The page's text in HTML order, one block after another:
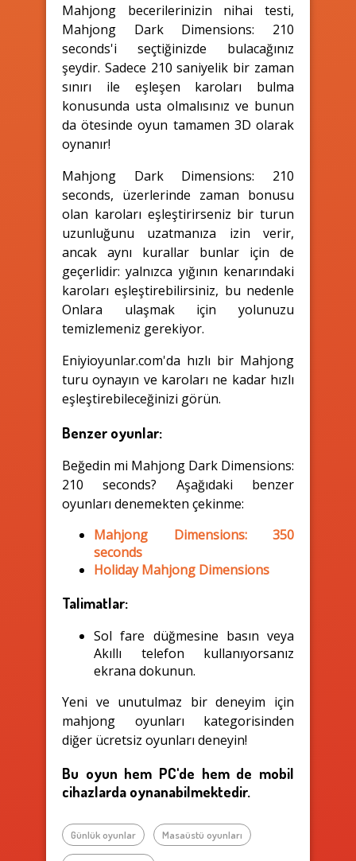
Mahjong becerilerinizin nihai testi,
Mahjong Dark Dimensions: 210
seconds'i seçtiğinizde bulacağınız
şeydir. Sadece 210 saniyelik bir zaman
sınırı ile eşleşen karoları bulma
konusunda usta olmalısınız ve bunun
da ötesinde oyun tamamen 3D olarak
oynanır!
Mahjong Dark Dimensions: 210
seconds, üzerlerinde zaman bonusu
olan karoları eşleştirirseniz bir turun
uzunluğunu uzatmanıza izin verir,
ancak aynı kurallar bunlar için de
geçerlidir: yalnızca yığının kenarındaki
karoları eşleştirebilirsiniz, bu nedenle
Onlara ulaşmak için yolunuzu
temizlemeniz gerekiyor.
Eniyioyunlar.com'da hızlı bir Mahjong
turu oynayın ve karoları ne kadar hızlı
eşleştirebileceğinizi görün.
Benzer oyunlar:
Beğedin mi Mahjong Dark Dimensions:
210 seconds? Aşağıdaki benzer
oyunları denemekten çekinme:
Mahjong Dimensions: 350
seconds
Holiday Mahjong Dimensions
Talimatlar:
Sol fare düğmesine basın veya
Akıllı telefon kullanıyorsanız
ekrana dokunun.
Yeni ve unutulmaz bir deneyim için
mahjong oyunları kategorisinden
diğer ücretsiz oyunları deneyin!
Bu oyun hem PC'de hem de mobil
cihazlarda oynanabilmektedir.
Günlük oyunlar Masaüstü oyunları